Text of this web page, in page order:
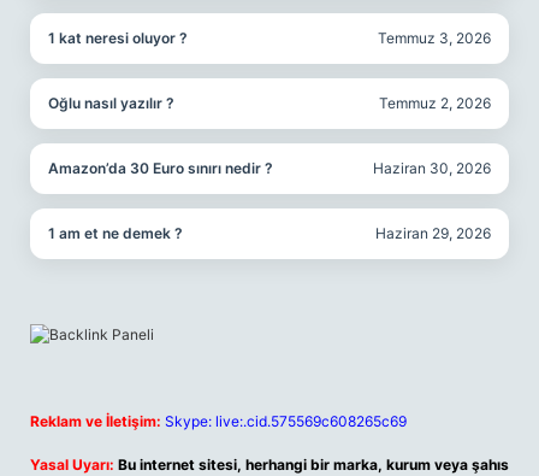
1 kat neresi oluyor ? Temmuz 3, 2026
Oğlu nasıl yazılır ? Temmuz 2, 2026
Amazon’da 30 Euro sınırı nedir ? Haziran 30, 2026
1 am et ne demek ? Haziran 29, 2026
Reklam ve İletişim: Skype: live:.cid.575569c608265c69
Yasal Uyarı: Bu internet sitesi, herhangi bir marka, kurum veya şahıs